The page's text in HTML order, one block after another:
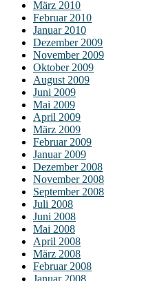
März 2010
Februar 2010
Januar 2010
Dezember 2009
November 2009
Oktober 2009
August 2009
Juni 2009
Mai 2009
April 2009
März 2009
Februar 2009
Januar 2009
Dezember 2008
November 2008
September 2008
Juli 2008
Juni 2008
Mai 2008
April 2008
März 2008
Februar 2008
Januar 2008